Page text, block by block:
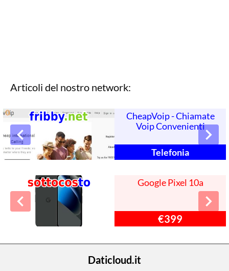
Articoli del nostro network:
CheapVoip - Chiamate
Voip Convenienti
Telefonia
Google Pixel 10a
€399
Daticloud.it